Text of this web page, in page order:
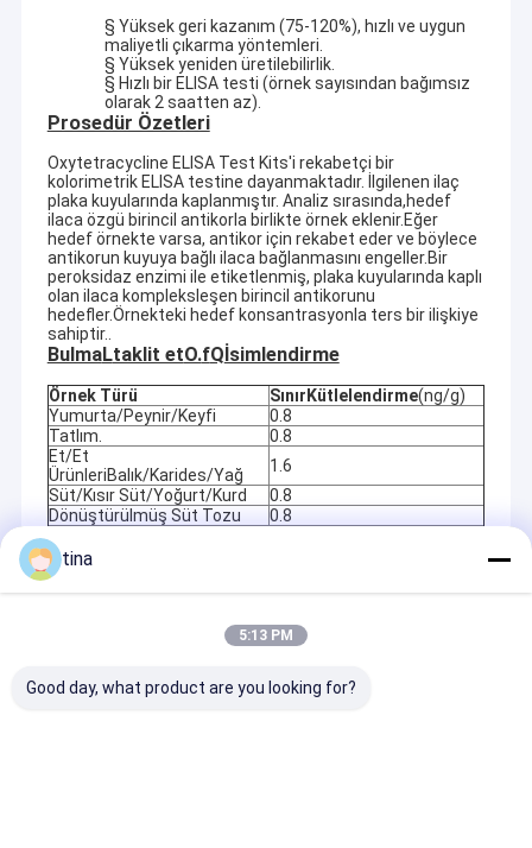
§ Yüksek geri kazanım (75-120%), hızlı ve uygun
maliyetli çıkarma yöntemleri.
§ Yüksek yeniden üretilebilirlik.
§ Hızlı bir ELISA testi (örnek sayısından bağımsız
olarak 2 saatten az).
Prosedür Özetleri
Oxytetracycline ELISA Test Kits'i rekabetçi bir
kolorimetrik ELISA testine dayanmaktadır. İlgilenen ilaç
plaka kuyularında kaplanmıştır. Analiz sırasında,hedef
ilaca özgü birincil antikorla birlikte örnek eklenir.Eğer
hedef örnekte varsa, antikor için rekabet eder ve böylece
antikorun kuyuya bağlı ilaca bağlanmasını engeller.Bir
peroksidaz enzimi ile etiketlenmiş, plaka kuyularında kaplı
olan ilaca kompleksleşen birincil antikorunu
hedefler.Örnekteki hedef konsantrasyonla ters bir ilişkiye
sahiptir..
BulmaLtaklit etO.fQ İsimlendirme
Örnek Türü Sınır Kütlelendirme(ng/g)
Yumurta/Peynir/Keyfi
0.8
Tatlım.
0.8
Et/Et
ÜrünleriBalık/Karides/Yağ
1.6
Süt/Kısır Süt/Yoğurt/Kurd
0.8
Dönüştürülmüş Süt Tozu
0.8
Beslenme
tina
5:13 PM
Good day, what product are you looking for?